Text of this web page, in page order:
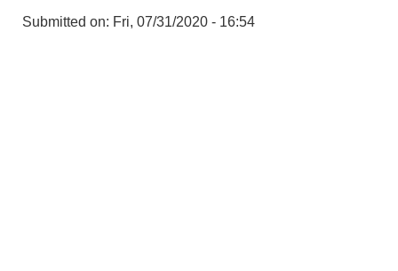
Submitted on: Fri, 07/31/2020 - 16:54